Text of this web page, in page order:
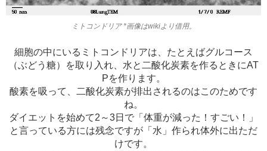
ミトコンドリア *画像はwikiより借用。
細胞の中にいるミトコンドリアは、たとえばグルコース
（ぶどう糖）を取り入れ、水と二酸化炭素を作るときにAT
Pを作ります。
酸素を吸って、二酸化炭素が排出されるのはこのためです
ね。
ダイエットを始めて2～3日で「体重が減った！すごい！」
と言っている方には残念ですが「水」作られ体外に出ただ
けです。